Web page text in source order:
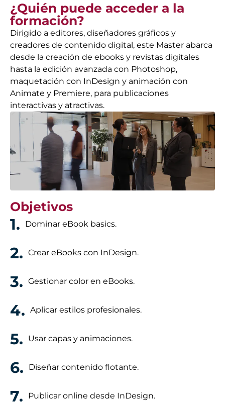
¿Quién puede acceder a la
formación?
Dirigido a editores, diseñadores gráficos y
creadores de contenido digital, este Master abarca
desde la creación de ebooks y revistas digitales
hasta la edición avanzada con Photoshop,
maquetación con InDesign y animación con
Animate y Premiere, para publicaciones
interactivas y atractivas.
Objetivos
1. Dominar eBook basics.
2. Crear eBooks con InDesign.
3. Gestionar color en eBooks.
4. Aplicar estilos profesionales.
5. Usar capas y animaciones.
6. Diseñar contenido flotante.
7. Publicar online desde InDesign.